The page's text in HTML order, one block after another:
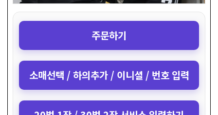
주문하기
소매선택 / 하의추가 / 이니셜 / 번호 입력